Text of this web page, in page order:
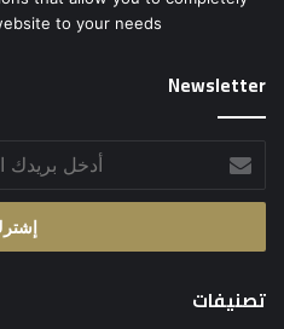
to your needs.
Newsletter
بريدك
الإلكتروني
تصنيفات